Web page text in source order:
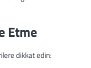
Etme
dikkat edin: